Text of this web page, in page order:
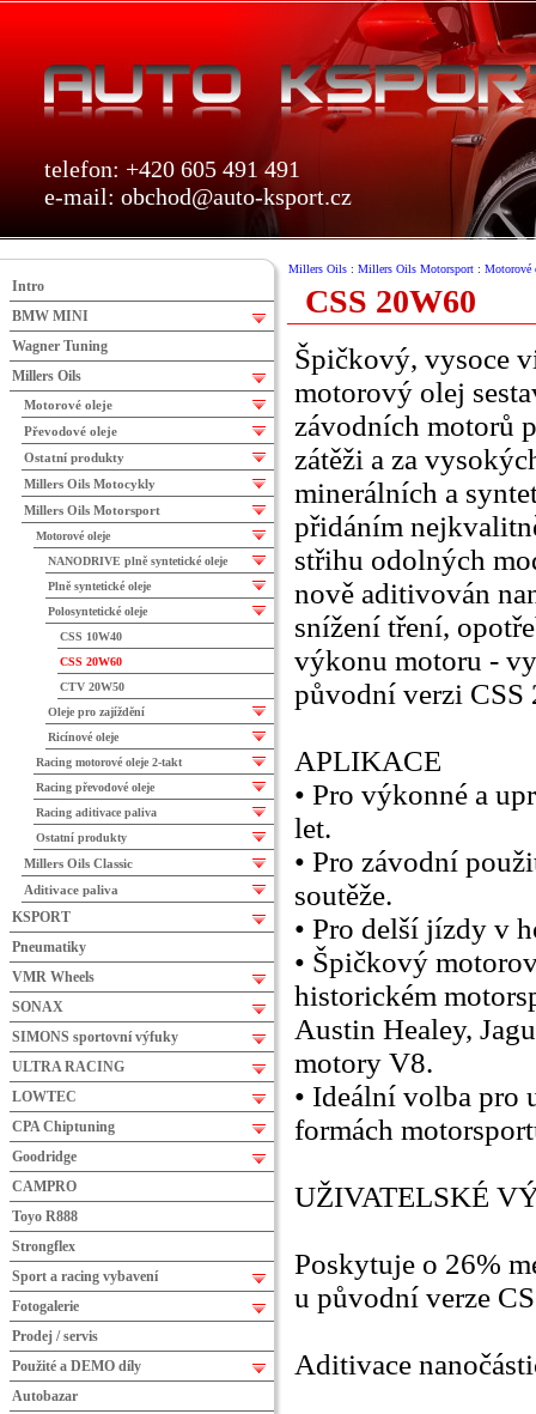
telefon: +420 605 491 491
e-mail: obchod@auto-ksport.cz
Millers Oils : Millers Oils Motorsport : Motorové
CSS 20W60
Špičkový, vysoce
motorový olej
závodních motorů
zátěži a za
minerálních a
přidáním
střihu odolných
nově aditivován
snížení tření,
výkonu motoru -
původní verzi CSS
APLIKACE
• Pro výkonné a
let.
• Pro závodní
soutěže.
• Pro delší jízdy v
• Špičkový
historickém
Austin Healey,
motory V8.
• Ideální volba pro
formách
UŽIVATELSKÉ
Poskytuje o 26%
u původní verze
Aditivace
Intro
BMW MINI
Wagner Tuning
Millers Oils
Motorové oleje
Převodové oleje
Ostatní produkty
Millers Oils Motocykly
Millers Oils Motorsport
Motorové oleje
NANODRIVE plně syntetické oleje
Plně syntetické oleje
Polosyntetické oleje
CSS 10W40
CSS 20W60
CTV 20W50
Oleje pro zajíždění
Ricínové oleje
Racing motorové oleje 2-takt
Racing převodové oleje
Racing aditivace paliva
Ostatní produkty
Millers Oils Classic
Aditivace paliva
KSPORT
Pneumatiky
VMR Wheels
SONAX
SIMONS sportovní výfuky
ULTRA RACING
LOWTEC
CPA Chiptuning
Goodridge
CAMPRO
Toyo R888
Strongflex
Sport a racing vybavení
Fotogalerie
Prodej / servis
Použité a DEMO díly
Autobazar